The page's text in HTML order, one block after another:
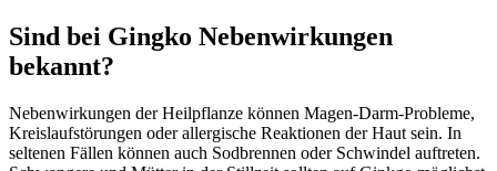
Sind bei Gingko Nebenwirkungen
bekannt?
Nebenwirkungen der Heilpflanze können Magen-Darm-Probleme,
Kreislaufstörungen oder allergische Reaktionen der Haut sein. In
seltenen Fällen können auch Sodbrennen oder Schwindel auftreten.